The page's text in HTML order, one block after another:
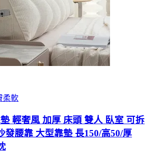
柔軟
輕奢風 加厚 床頭 雙人 臥室 可拆
發腰靠 大型靠墊 長150/高50/厚